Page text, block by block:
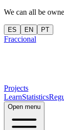
We can all be
ES EN PT
Fraccional
Projects
LearnStatistics
Open menu